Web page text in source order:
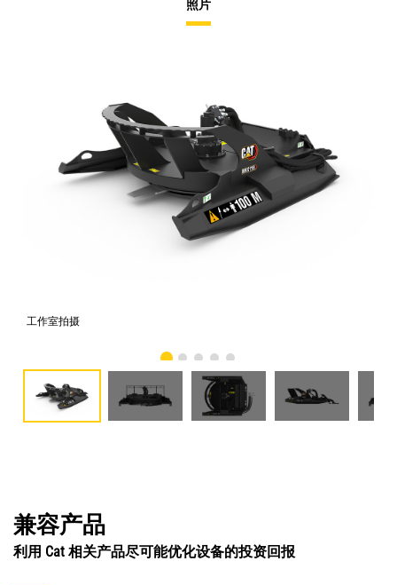
照片
工作室拍摄
兼容产品
利用 Cat 相关产品尽可能优化设备的投资回报